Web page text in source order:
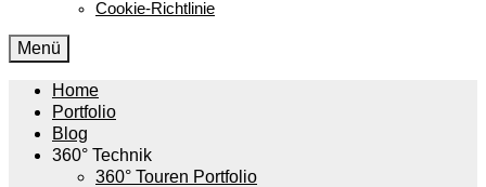
Cookie-Richtlinie
Menü
Home
Portfolio
Blog
360° Technik
360° Touren Portfolio